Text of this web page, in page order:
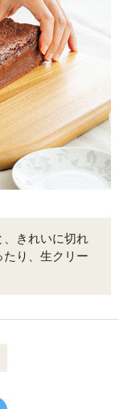
きれいに切れ
り、生クリー
でシェアする